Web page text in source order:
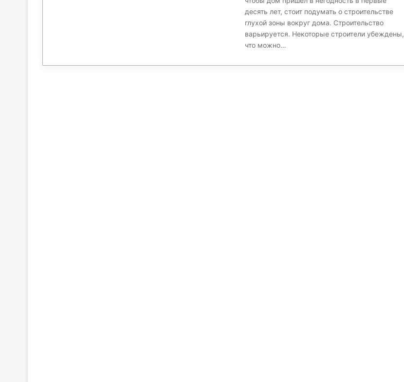
десять лет, стоит подумать о строительстве
глухой зоны вокруг дома. Строительство
варьируется. Некоторые строители убеждены,
что можно…